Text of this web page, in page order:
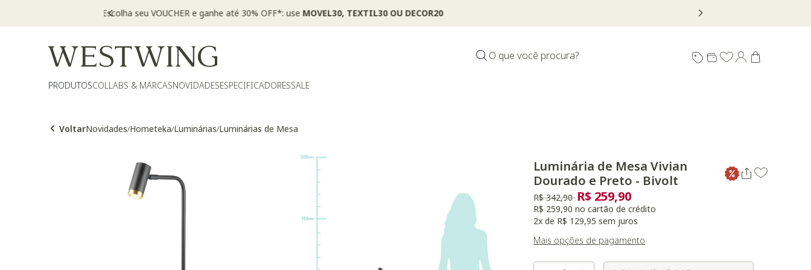
*Válido por tempo limitado, em itens sinalizados com selo
O que você procura?
PRODUTOSCOLLABS & MARCASNOVIDADESESPECIFICADORESSALE
VoltarNovidades/Hometeka/Luminárias/Luminárias de Mesa
Luminária de Mesa Vivian
Dourado e Preto - Bivolt
Preço reduzido de
R$ 342,90 para
R$ 259,90
R$ 259,90 no cartão de crédito
2x de R$ 129,95 sem juros
Mais opções de pagamento
Selecione o Tamanho